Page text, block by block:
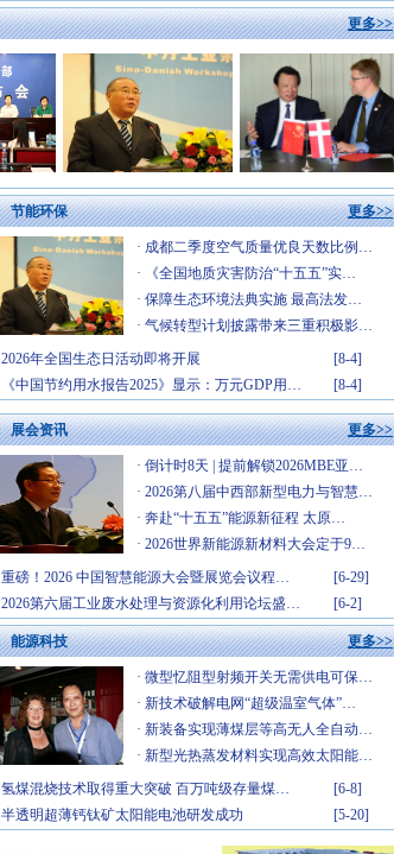
更多>>
节能环保 更多>>
· 成都二季度空气质量优良天数比例…
·
《全国地质灾害防治“十五五”实…
· 保障生态环境法典实施 最高法发…
· 气候转型计划披露带来三重积极影…
2026年全国生态日活动即将开展
[8-4]
《中国节约用水报告2025》显示：万元GDP用… [8-4]
展会资讯 更多>>
· 倒计时8天 | 提前解锁2026MBE亚…
· 2026第八届中西部新型电力与智慧…
· 奔赴“十五五”能源新征程 太原…
· 2026世界新能源新材料大会定于9…
重磅！2026 中国智慧能源大会暨展览会议程…
[6-29]
2026第六届工业废水处理与资源化利用论坛盛… [6-2]
能源科技 更多>>
· 微型忆阻型射频开关无需供电可保…
· 新技术破解电网“超级温室气体”…
· 新装备实现薄煤层等高无人全自动…
· 新型光热蒸发材料实现高效太阳能…
氢煤混烧技术取得重大突破 百万吨级存量煤…
[6-8]
半透明超薄钙钛矿太阳能电池研发成功 [5-20]